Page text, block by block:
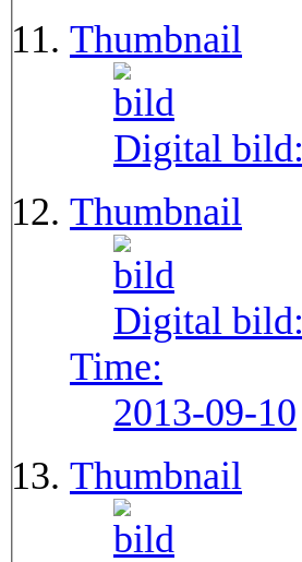
Thumbnail
Digital bild:
Thumbnail
Digital bild:
Time:
2013-09-10
Thumbnail